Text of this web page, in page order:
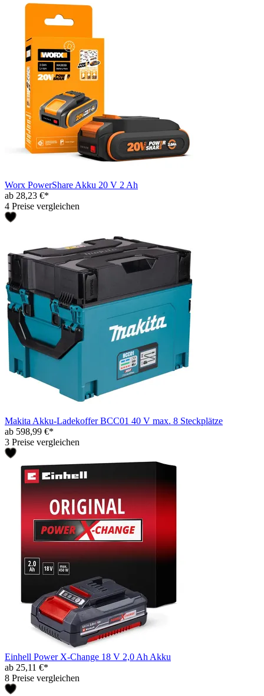
Worx PowerShare Akku 20 V 2 Ah
ab 28,23 €*
4 Preise vergleichen
Makita Akku-Ladekoffer BCC01 40 V max. 8 Steckplätze
ab 598,99 €*
3 Preise vergleichen
Einhell Power X-Change 18 V 2,0 Ah Akku
ab 25,11 €*
8 Preise vergleichen